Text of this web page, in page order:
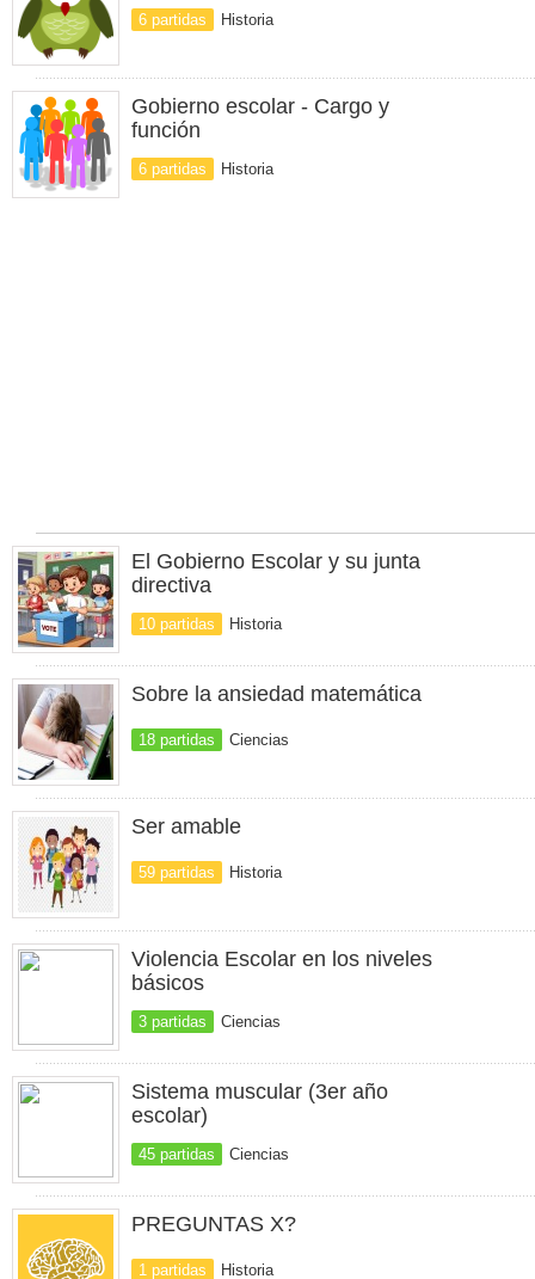
6 partidas Historia
Gobierno escolar - Cargo y
función
6 partidas Historia
El Gobierno Escolar y su junta
directiva
10 partidas Historia
Sobre la ansiedad matemática
18 partidas Ciencias
Ser amable
59 partidas Historia
Violencia Escolar en los niveles
básicos
3 partidas Ciencias
Sistema muscular (3er año
escolar)
45 partidas Ciencias
PREGUNTAS X?
1 partidas Historia